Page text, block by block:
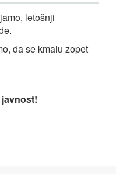
letošnji
da se kmalu zopet